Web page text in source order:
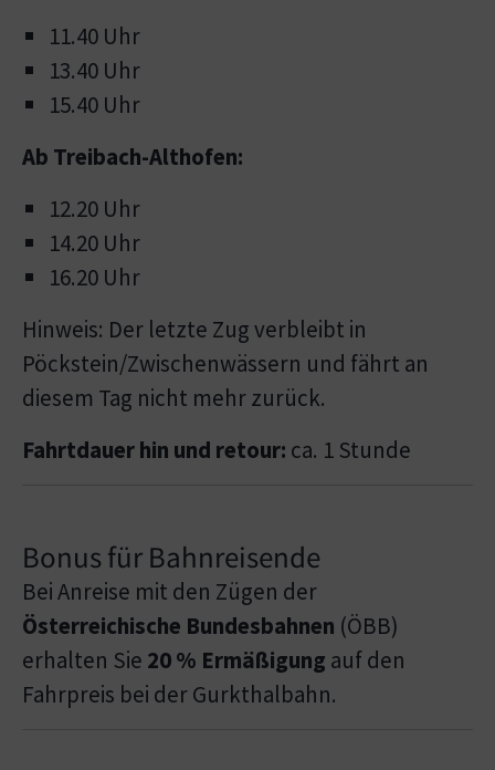
11.40 Uhr
13.40 Uhr
15.40 Uhr
Ab Treibach-Althofen:
12.20 Uhr
14.20 Uhr
16.20 Uhr
Hinweis: Der letzte Zug verbleibt in
Pöckstein/Zwischenwässern und fährt an
diesem Tag nicht mehr zurück.
Fahrtdauer hin und retour: ca. 1 Stunde
Bonus für Bahnreisende
Bei Anreise mit den Zügen der
Österreichische Bundesbahnen (ÖBB)
erhalten Sie 20 % Ermäßigung auf den
Fahrpreis bei der Gurkthalbahn.